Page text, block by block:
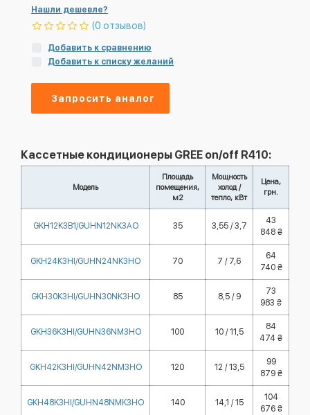
Нашли дешевле?
(0 отзывов)
Добавить к сравнению
Добавить к списку желаний
Запросить аналог
Кассетные кондиционеры GREE on/off R410:
Модель
Площадь
помещения,
м2
Мощность
холод /
тепло, кВт
Цена,
грн.
GKH12K3B1/GUHN12NK3AO 35 3,55 / 3,7
43
848 ₴
GKH24K3HI/GUHN24NK3HO 70 7 / 7,6
64
740 ₴
GKH30K3HI/GUHN30NK3HO 85 8,5 / 9
73
983 ₴
GKH36K3HI/GUHN36NM3HO 100 10 / 11,5
84
474 ₴
GKH42K3HI/GUHN42NM3HO 120 12 / 13,5
99
879 ₴
GKH48K3HI/GUHN48NMK3HO 140 14,1 / 15
104
676 ₴